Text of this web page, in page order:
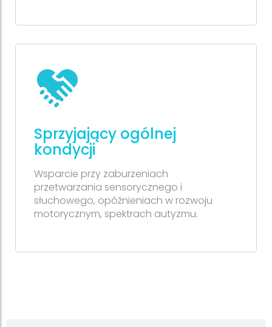
Sprzyjający ogólnej
kondycji
Wsparcie przy zaburzeniach
przetwarzania sensorycznego i
słuchowego, opóźnieniach w rozwoju
motorycznym, spektrach autyzmu.